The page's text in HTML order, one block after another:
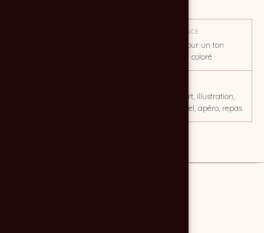
TON / AMBIANCE
full pop art pour un ton
enjoué, fun et coloré
village, pop art, illustration,
dessin vectoriel, apéro, repas